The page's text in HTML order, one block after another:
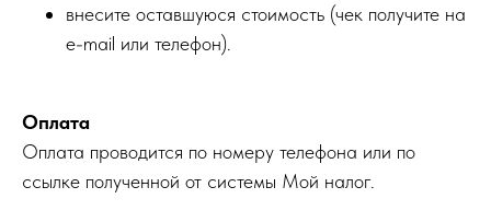
внесите оставшуюся стоимость (чек получите на
e-mail или телефон).
Оплата
Оплата проводится по номеру телефона или по
ссылке полученной от системы Мой налог.